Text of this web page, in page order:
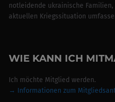
notleidende ukrainische
aktuellen Kriegssituation
WIE KANN ICH
Ich möchte Mitglied werden.
→ Informationen zum